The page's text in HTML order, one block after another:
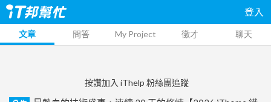
登入
文章 問答 My Project 徵才 聊天
按讚加入 iThelp 粉絲團追蹤